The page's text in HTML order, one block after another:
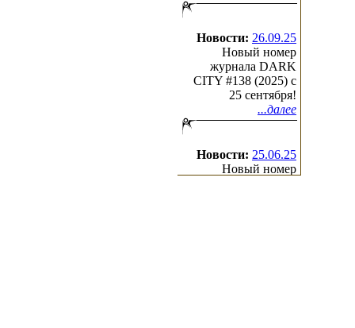
Новости: 26.09.25
Новый номер
журнала DARK
CITY #138 (2025) c
25 сентября!
...далее
Новости: 25.06.25
Новый номер